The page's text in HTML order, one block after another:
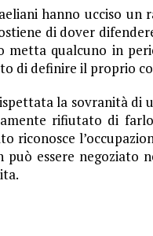
hanno ucciso un
di dover
metta qualcuno in
di definire il proprio
la sovranità di
rifiutato di
riconosce
essere negoziato